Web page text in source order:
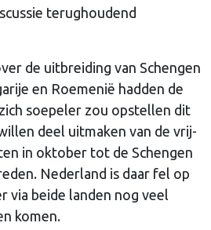
terughoudend
de uitbreiding van Schengen
en Roemenië hadden de
soepeler zou opstellen dit
deel uitmaken van de vrij-
in oktober tot de Schengen
Nederland is daar fel op
via beide landen nog veel
komen.